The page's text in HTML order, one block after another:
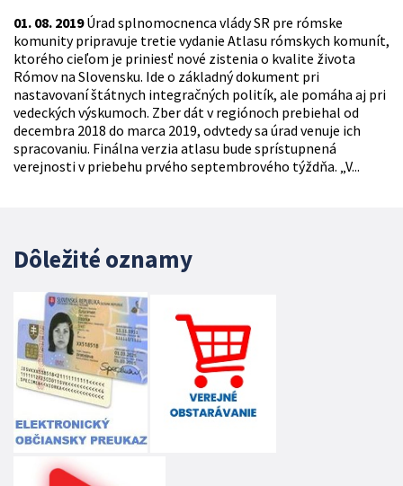
01. 08. 2019Úrad splnomocnenca vlády SR pre rómske
komunity pripravuje tretie vydanie Atlasu rómskych komunít,
ktorého cieľom je priniesť nové zistenia o kvalite života
Rómov na Slovensku. Ide o základný dokument pri
nastavovaní štátnych integračných politík, ale pomáha aj pri
vedeckých výskumoch. Zber dát v regiónoch prebiehal od
decembra 2018 do marca 2019, odvtedy sa úrad venuje ich
spracovaniu. Finálna verzia atlasu bude sprístupnená
verejnosti v priebehu prvého septembrového týždňa. „V...
Dôležité oznamy